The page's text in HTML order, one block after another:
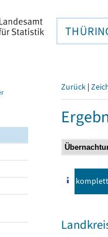
Zurück |
komplett